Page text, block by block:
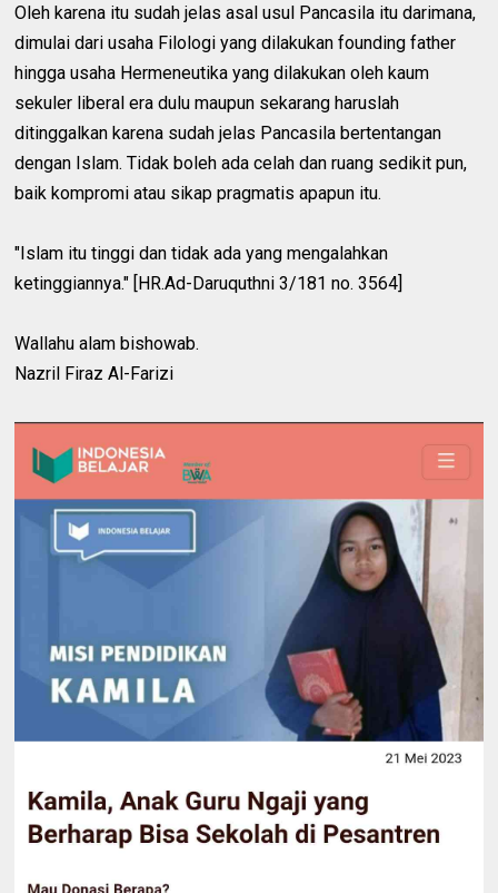
Oleh karena itu sudah jelas asal usul Pancasila itu darimana,
dimulai dari usaha Filologi yang dilakukan founding father
hingga usaha Hermeneutika yang dilakukan oleh kaum
sekuler liberal era dulu maupun sekarang haruslah
ditinggalkan karena sudah jelas Pancasila bertentangan
dengan Islam. Tidak boleh ada celah dan ruang sedikit pun,
baik kompromi atau sikap pragmatis apapun itu.
"Islam itu tinggi dan tidak ada yang mengalahkan
ketinggiannya." [HR.Ad-Daruquthni 3/181 no. 3564]
Wallahu alam bishowab.
Nazril Firaz Al-Farizi